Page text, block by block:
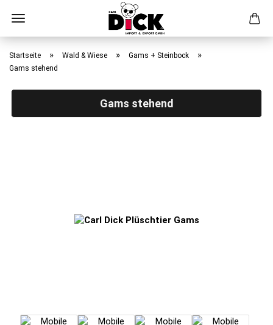
Direkt
zum
Hauptinhalt
Startseite » Wald & Wiese » Gams + Steinbock »
Gams stehend
Gams stehend